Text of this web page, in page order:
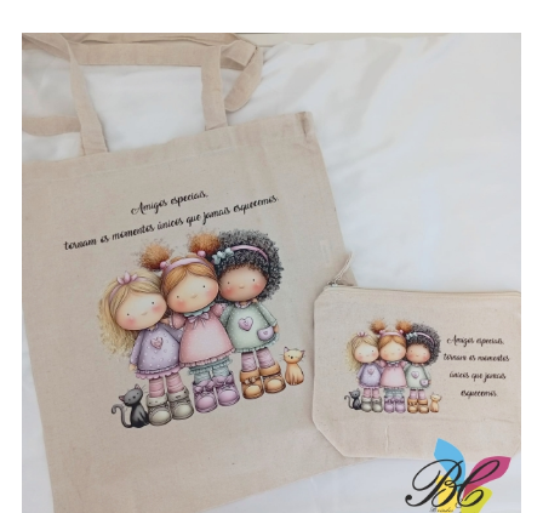
Sacos / necessaires / estojos / porta-
moedas para amigas e gatos – vários
modelos